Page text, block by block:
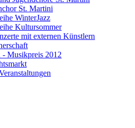
St. Martini
WinterJazz
Kultursommer
mit externen Künstlern
- Musikpreis 2012